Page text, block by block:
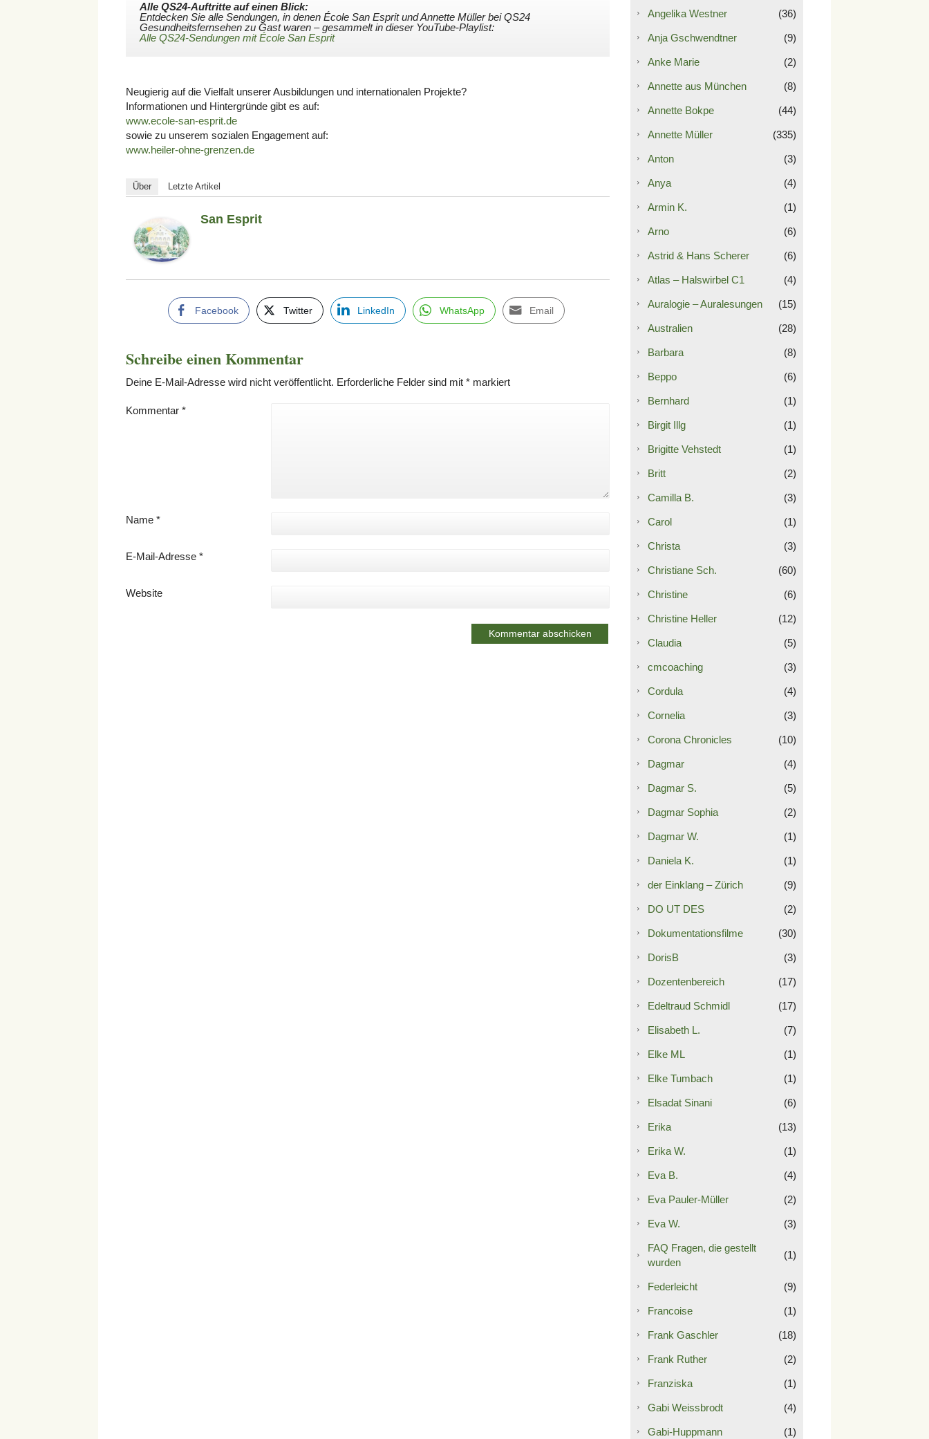
Alle QS24-Auftritte auf einen Blick:
Entdecken Sie alle Sendungen, in denen École San Esprit und Annette Müller bei QS24
Gesundheitsfernsehen zu Gast waren – gesammelt in dieser YouTube-Playlist:
Alle QS24-Sendungen mit École San Esprit
Neugierig auf die Vielfalt unserer Ausbildungen und internationalen Projekte?
Informationen und Hintergründe gibt es auf:
www.ecole-san-esprit.de
sowie zu unserem sozialen Engagement auf:
www.heiler-ohne-grenzen.de
Über Letzte Artikel
San Esprit
Facebook Twitter LinkedIn WhatsApp Email
Schreibe einen Kommentar
Deine E-Mail-Adresse wird nicht veröffentlicht. Erforderliche Felder sind mit * markiert
Kommentar *
Name *
E-Mail-Adresse *
Website
Angelika Westner (36)
Anja Gschwendtner (9)
Anke Marie (2)
Annette aus München (8)
Annette Bokpe (44)
Annette Müller (335)
Anton (3)
Anya (4)
Armin K. (1)
Arno (6)
Astrid & Hans Scherer (6)
Atlas – Halswirbel C1 (4)
Auralogie – Auralesungen (15)
Australien (28)
Barbara (8)
Beppo (6)
Bernhard (1)
Birgit Illg (1)
Brigitte Vehstedt (1)
Britt (2)
Camilla B. (3)
Carol (1)
Christa (3)
Christiane Sch. (60)
Christine (6)
Christine Heller (12)
Claudia (5)
cmcoaching (3)
Cordula (4)
Cornelia (3)
Corona Chronicles (10)
Dagmar (4)
Dagmar S. (5)
Dagmar Sophia (2)
Dagmar W. (1)
Daniela K. (1)
der Einklang – Zürich (9)
DO UT DES (2)
Dokumentationsfilme (30)
DorisB (3)
Dozentenbereich (17)
Edeltraud Schmidl (17)
Elisabeth L. (7)
Elke ML (1)
Elke Tumbach (1)
Elsadat Sinani (6)
Erika (13)
Erika W. (1)
Eva B. (4)
Eva Pauler-Müller (2)
Eva W. (3)
FAQ Fragen, die gestellt
wurden
(1)
Federleicht (9)
Francoise (1)
Frank Gaschler (18)
Frank Ruther (2)
Franziska (1)
Gabi Weissbrodt (4)
Gabi-Huppmann (1)